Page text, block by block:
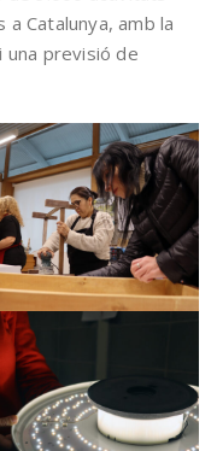
Catalunya, amb la
previsió de